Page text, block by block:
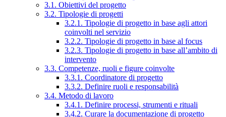
3.1. Obiettivi del progetto
3.2. Tipologie di progetti
3.2.1. Tipologie di progetto in base agli attori
coinvolti nel servizio
3.2.2. Tipologie di progetto in base al focus
3.2.3. Tipologie di progetto in base all’ambito di
intervento
3.3. Competenze, ruoli e figure coinvolte
3.3.1. Coordinatore di progetto
3.3.2. Definire ruoli e responsabilità
3.4. Metodo di lavoro
3.4.1. Definire processi, strumenti e rituali
3.4.2. Curare la documentazione di progetto